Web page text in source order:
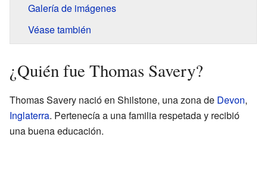
Galería de imágenes
Véase también
¿Quién fue Thomas Savery?
Thomas Savery nació en Shilstone, una zona de Devon,
Inglaterra. Pertenecía a una familia respetada y recibió
una buena educación.